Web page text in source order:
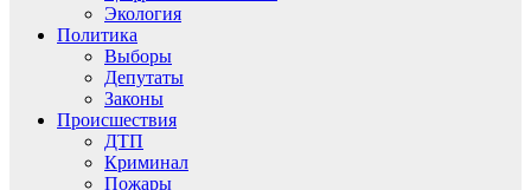
Экология
Политика
Выборы
Депутаты
Законы
Происшествия
ДТП
Криминал
Пожары